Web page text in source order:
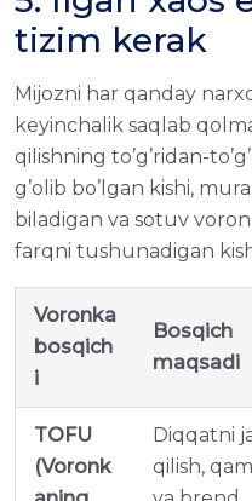
tizim kerak
Mijozni har qanday
keyinchalik saqlab
qilishning to’g’ridan-
g’olib bo’lgan kishi,
biladigan va sotuv
farqni tushunadigan
Voronka
bosqich
i
Bosqich
maqsadi
TOFU
(Voronk
Diqqatni
qilish,